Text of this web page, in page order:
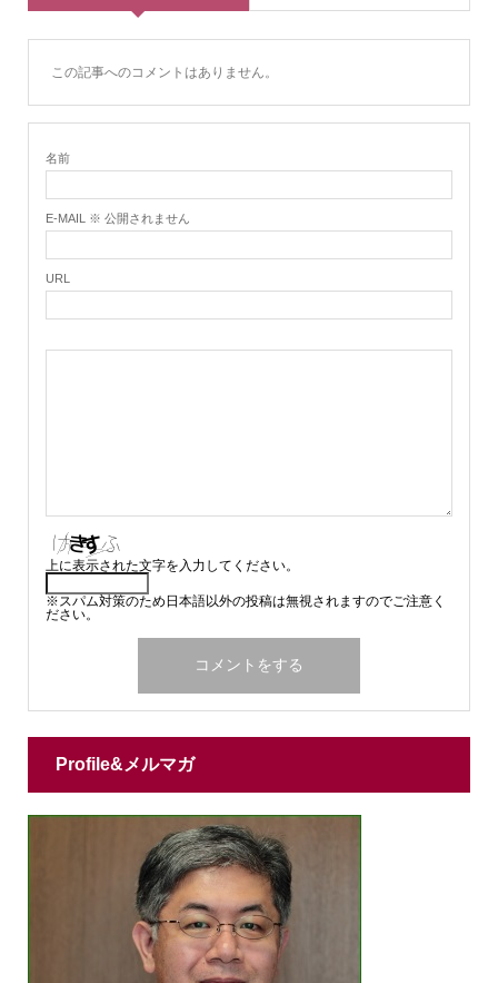
この記事へのコメントはありません。
名前
E-MAIL ※ 公開されません
URL
上に表示された文字を入力してください。
※スパム対策のため日本語以外の投稿は無視されますのでご注意く
ださい。
Profile&メルマガ